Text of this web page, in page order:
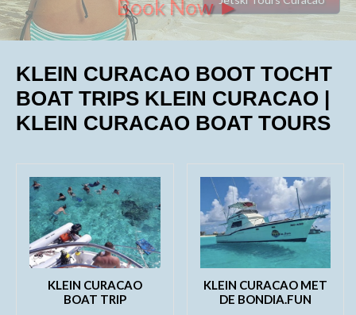
Book Now ►
KLEIN CURACAO BOOT TOCHT
BOAT TRIPS KLEIN CURACAO |
KLEIN CURACAO BOAT TOURS
KLEIN CURACAO
BOAT TRIP
KLEIN CURACAO MET
DE BONDIA.FUN